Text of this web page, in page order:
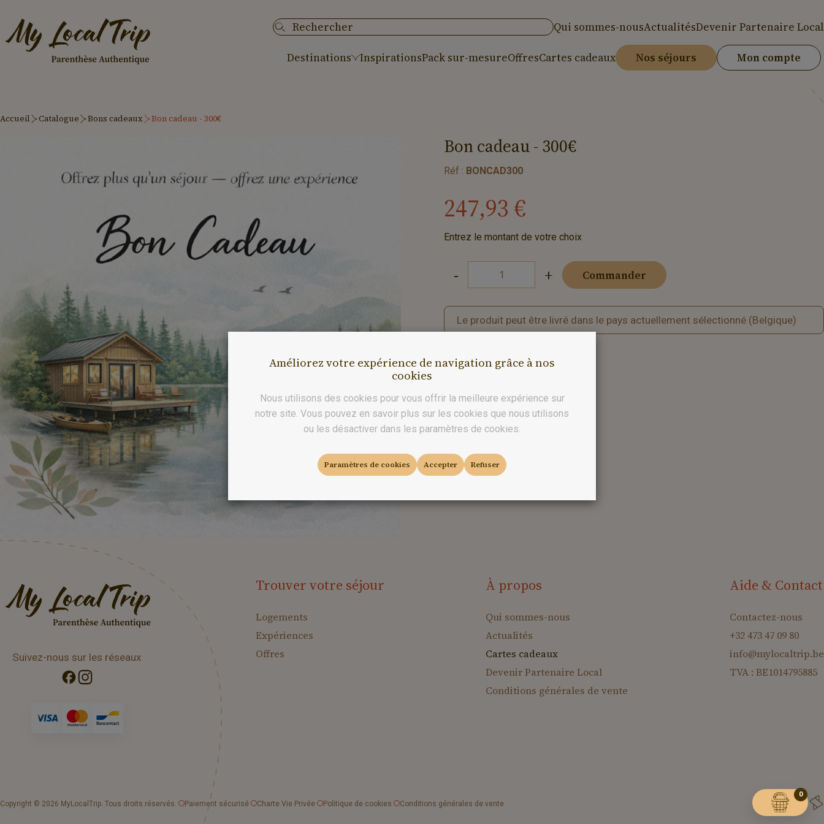
Qui sommes-nousActualitésDevenir Partenaire Local
Destinations InspirationsPack sur-mesureOffresCartes cadeaux Nos séjours Mon compte
Accueil Catalogue Bons cadeaux Bon cadeau - 300€
Boncadeau- 300€
Réf : BONCAD300
247,93 €
Entrez le montant de votre choix
- + Commander
Le produit peut être livré dans le pays actuellement sélectionné (Belgique)
MON P
A
NIER•
MO
N
PAN
IER •
0
Suivez-nous sur les réseaux
Trouver votre séjour
Logements
Expériences
Offres
À propos
Qui sommes-nous
Actualités
Cartes cadeaux
Devenir Partenaire Local
Conditions générales de vente
Aide & Contact
Contactez-nous
+32 473 47 09 80
info@mylocaltrip.be
TVA : BE1014795885
Copyright © 2026 MyLocalTrip. Tous droits réservés. Paiement sécurisé Charte Vie Privée Politique de cookies Conditions générales de vente
Améliorez votre expérience de navigation grâce à nos
cookies
Nous utilisons des cookies pour vous offrir la meilleure expérience sur
notre site. Vous pouvez en savoir plus sur les cookies que nous utilisons
ou les désactiver dans les paramètres de cookies.
Paramètres de cookies Accepter Refuser